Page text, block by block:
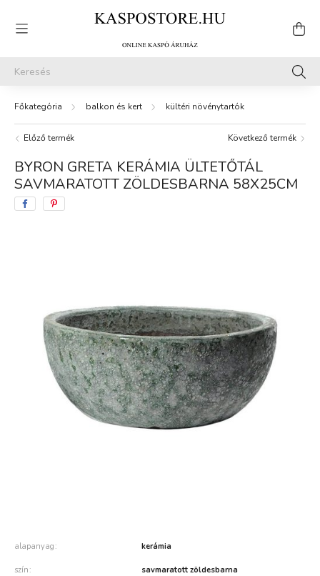
balkon és kert kültéri növénytartók
Előző termék Következő termék
BYRON GRETA KERÁMIA ÜLTETŐTÁL
SAVMARATOTT ZÖLDESBARNA 58X25CM
alapanyag kerámia
szín savmaratott zöldesbarna